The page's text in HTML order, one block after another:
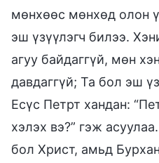
мөнхөөс мөнхөд олон
эш үзүүлэгч билээ.
агуу байдаггүй, мөн
давдаггүй; Та бол эш
Есүс Петрт хандан:
хэлэх вэ?” гэж
бол Христ, амьд